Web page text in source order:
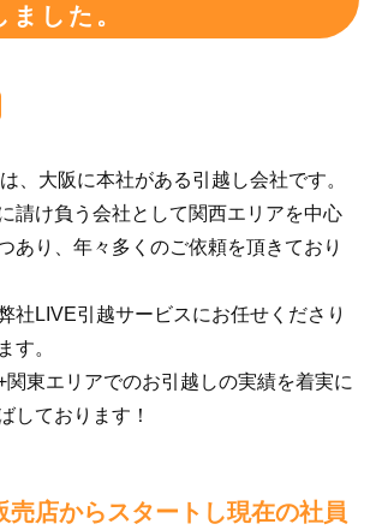
ました。
、大阪に本社がある引越し会社です。
請け負う会社として関西エリアを中心
あり、年々多くのご依頼を頂きており
社LIVE引越サービスにお任せくださり
す。
東エリアでのお引越しの実績を着実に
しております！
売店からスタートし現在の社員